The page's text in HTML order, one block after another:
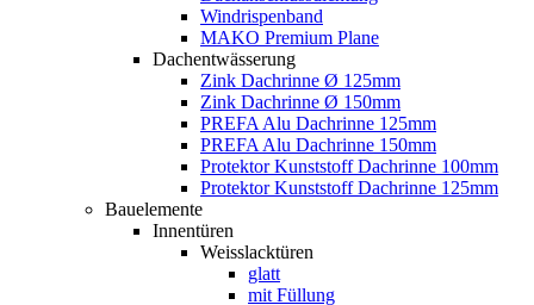
Windrispenband
MAKO Premium Plane
Dachentwässerung
Zink Dachrinne Ø 125mm
Zink Dachrinne Ø 150mm
PREFA Alu Dachrinne 125mm
PREFA Alu Dachrinne 150mm
Protektor Kunststoff Dachrinne 100mm
Protektor Kunststoff Dachrinne 125mm
Bauelemente
Innentüren
Weisslacktüren
glatt
mit Füllung